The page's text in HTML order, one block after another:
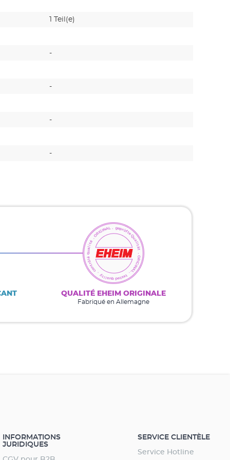
1 Teil(e)
-
-
-
-
QUALITÉ EHEIM ORIGINALE
Fabriqué en Allemagne
INFORMATIONS
JURIDIQUES
SERVICE CLIENTÈLE
Service Hotline